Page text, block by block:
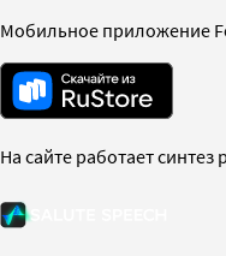
Мобильное приложение
На сайте работает синтез